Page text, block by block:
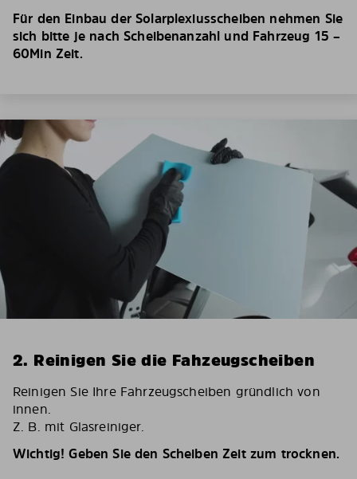
Für den Einbau der Solarplexiusscheiben nehmen Sie
sich bitte je nach Scheibenanzahl und Fahrzeug 15 –
60Min Zeit.
2. Reinigen Sie die Fahzeugscheiben
Reinigen Sie Ihre Fahrzeugscheiben gründlich von
innen.
Z. B. mit Glasreiniger.
Wichtig! Geben Sie den Scheiben Zeit zum trocknen.